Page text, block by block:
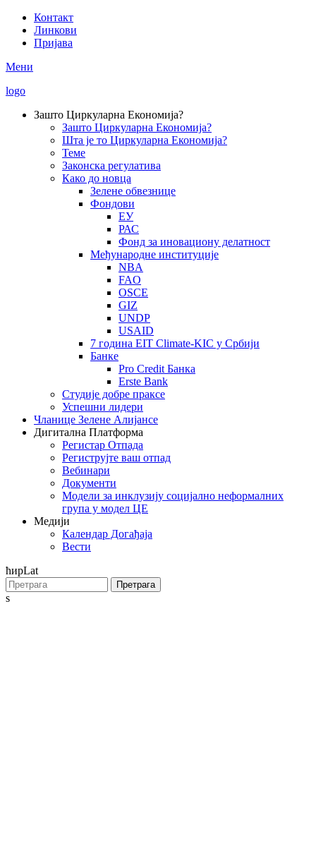
Skip
main
Secondary
Menu
Контакт
Линкови
Пријава
Мени
logo
navigation
Зашто Циркуларна Економија?
Зашто Циркуларна Економија?
Шта је то Циркуларна Економија?
Теме
Законска регулатива
Како до новца
Зелене обвезнице
Фондови
ЕУ
РАС
Фонд за иновациону делатност
Међународне институције
NBA
FAO
OSCE
GIZ
UNDP
USAID
7 година EIT Climate-KIC у Србији
Банке
Pro Credit Банка
Erste Bank
Студије добре праксе
Успешни лидери
Чланице Зелене Алијансе
Дигитална Платформа
Регистар Отпада
Региструјте ваш отпад
Вебинари
Документи
Модели за инклузију социјално неформалних
група у модел ЦЕ
Медији
Календар Догађаја
Вести
ћирLat
Претрага
s